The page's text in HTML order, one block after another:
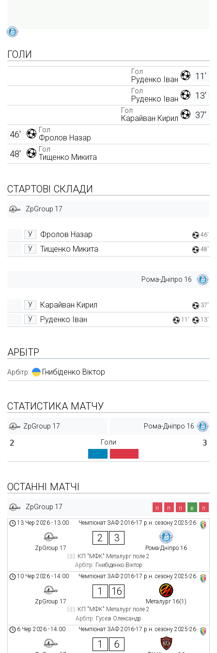
ГОЛИ
11'
Гол
Руденко Іван
13'
Гол
Руденко Іван
37'
Гол
Карайван Кирил
Гол
Фролов Назар
46'
Гол
Тищенко Микита
48'
СТАРТОВІ СКЛАДИ
ZpGroup 17
У Фролов Назар 46'
У Тищенко Микита 48'
Рома-Дніпро 16
У Карайван Кирил 37'
У Руденко Іван 11' 13'
АРБІТР
Арбітр: Гнибіденко Віктор
СТАТИСТИКА МАТЧУ
ZpGroup 17 Рома-Дніпро 16
2 Голи 3
ОСТАННІ МАТЧІ
ZpGroup 17 п п п в п
Чемпіонат ЗАФ 2016-17 р.н. сезону 2025-26
13 Чер 2026 -13:00
ZpGroup 17
2 3
Рома-Дніпро 16
КП "МФК" Металург поле 2
Арбітр: Гнибіденко Віктор
Чемпіонат ЗАФ 2016-17 р.н. сезону 2025-26
10 Чер 2026 -14:00
ZpGroup 17
1 16
Металург 16(1)
КП "МФК" Металург поле 2
Арбітр: Гусєв Олександр
Чемпіонат ЗАФ 2016-17 р.н. сезону 2025-26
6 Чер 2026 -14:00
1 6